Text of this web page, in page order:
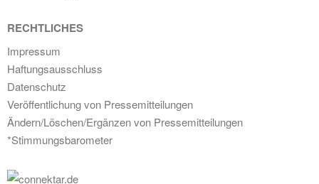
RECHTLICHES
Impressum
Haftungsausschluss
Datenschutz
Veröffentlichung von Pressemitteilungen
Ändern/Löschen/Ergänzen von Pressemitteilungen
*Stimmungsbarometer